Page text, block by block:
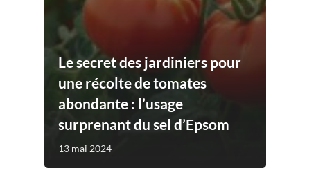
Le secret des jardiniers pour
une récolte de tomates
abondante : l’usage
surprenant du sel d’Epsom
13 mai 2024